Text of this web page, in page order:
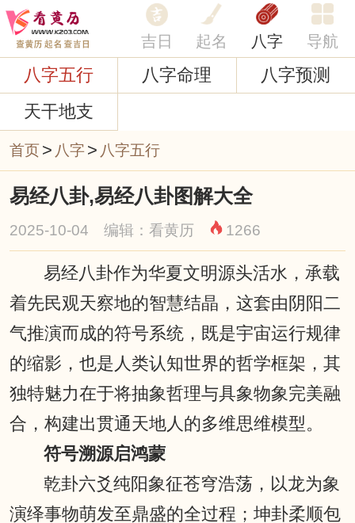
吉日 起名 八字 导航
八字五行 八字命理
八字预测
天干地支
首页> 八字> 八字五行
易经八卦,易经八卦图解大全
2025-10-04 编辑：看黄历 1266
易经八卦作为华夏文明源头活水，承载
着先民观天察地的智慧结晶，这套由阴阳二
气推演而成的符号系统，既是宇宙运行规律
的缩影，也是人类认知世界的哲学框架，其
独特魅力在于将抽象哲理与具象物象完美融
合，构建出贯通天地人的多维思维模型。
符号溯源启鸿蒙
乾卦六爻纯阳象征苍穹浩荡，以龙为象
演绎事物萌发至鼎盛的全过程；坤卦柔顺包